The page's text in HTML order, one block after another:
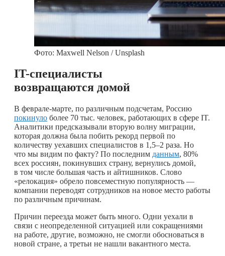
Фото: Maxwell Nelson / Unsplash
IT-специалисты
возвращаются домой
В феврале-марте, по различным подсчетам, Россию
покинуло более 70 тыс. человек, работающих в сфере IT.
Аналитики предсказывали вторую волну миграции,
которая должна была побить рекорд первой по
количеству уехавших специалистов в 1,5–2 раза. Но
что мы видим по факту? По последним данным, 80%
всех россиян, покинувших страну, вернулись домой,
в том числе большая часть и айтишников. Слово
«релокация» обрело повсеместную популярность —
компании переводят сотрудников на новое место работы
по различным причинам.
Причин переезда может быть много. Одни уехали в
связи с неопределенной ситуацией или сокращениями
на работе, другие, возможно, не смогли обосноваться в
новой стране, а третьи не нашли вакантного места.